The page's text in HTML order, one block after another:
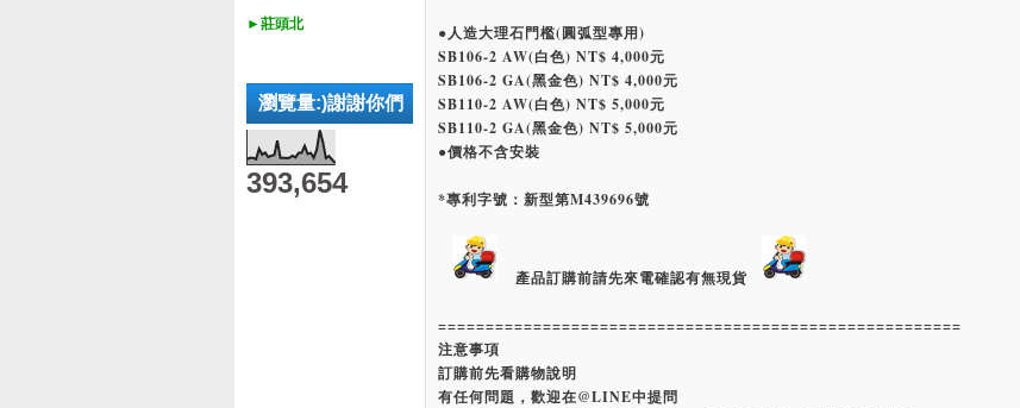
►莊頭北
瀏覽量:)謝謝你們
393,654
●人造大理石門檻(圓弧型專用)
SB106-2 AW(白色) NT$ 4,000元
SB106-2 GA(黑金色) NT$ 4,000元
SB110-2 AW(白色) NT$ 5,000元
SB110-2 GA(黑金色) NT$ 5,000元
●價格不含安裝
*專利字號：新型第M439696號
產品訂購前請先來電確認有無現貨
=======================================================
注意事項
訂購前先看購物說明
有任何問題，歡迎在@LINE中提問